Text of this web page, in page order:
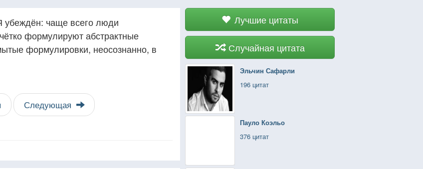
Лучшие цитаты
Случайная цитата
Эльчин Сафарли
196 цитат
Пауло Коэльо
376 цитат
убеждён: чаще всего люди
формулируют абстрактные
формулировки, неосознанно, в
Следующая